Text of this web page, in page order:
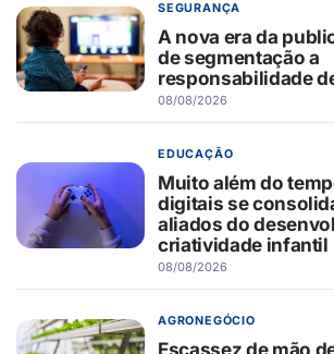
SEGURANÇA
A nova era da
de segmentação a
responsabilidade
08/08/2026
EDUCAÇÃO
Muito além do
digitais se
aliados do
criatividade infantil
08/08/2026
AGRONEGÓCIO
Escassez de mão